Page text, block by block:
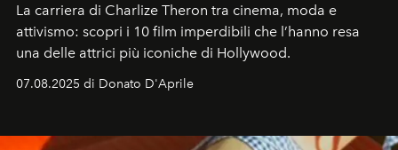
La carriera di Charlize Theron tra cinema, moda e
attivismo: scopri i 10 film imperdibili che l’hanno resa
una delle attrici più iconiche di Hollywood.
07.08.2025 di Donato D'Aprile